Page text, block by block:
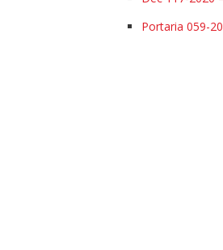
Portaria 059-